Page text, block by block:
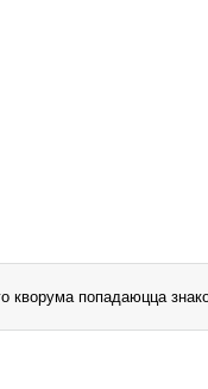
кворума попадаюцца